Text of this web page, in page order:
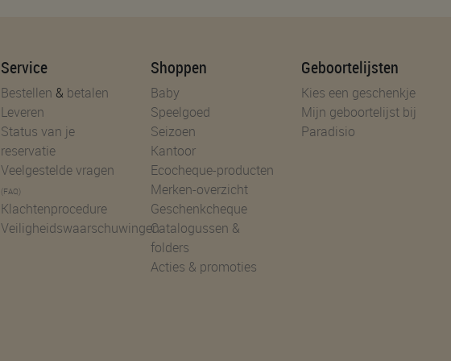
Service
Bestellen & betalen
Leveren
Status van je
reservatie
Veelgestelde vragen
(FAQ)
Klachtenprocedure
Veiligheidswaarschuwingen
Shoppen
Baby
Speelgoed
Seizoen
Kantoor
Ecocheque-producten
Merken-overzicht
Geschenkcheque
Catalogussen &
folders
Acties & promoties
Geboortelijsten
Kies een geschenkje
Mijn geboortelijst bij
Paradisio